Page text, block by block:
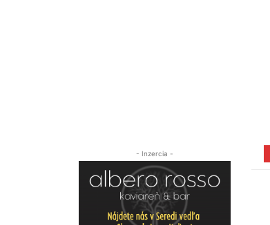
- Inzercia -